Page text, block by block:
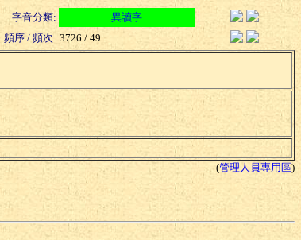
字音分類:
異讀字
頻序 / 頻次: 3726 / 49
(管理人員專用區)